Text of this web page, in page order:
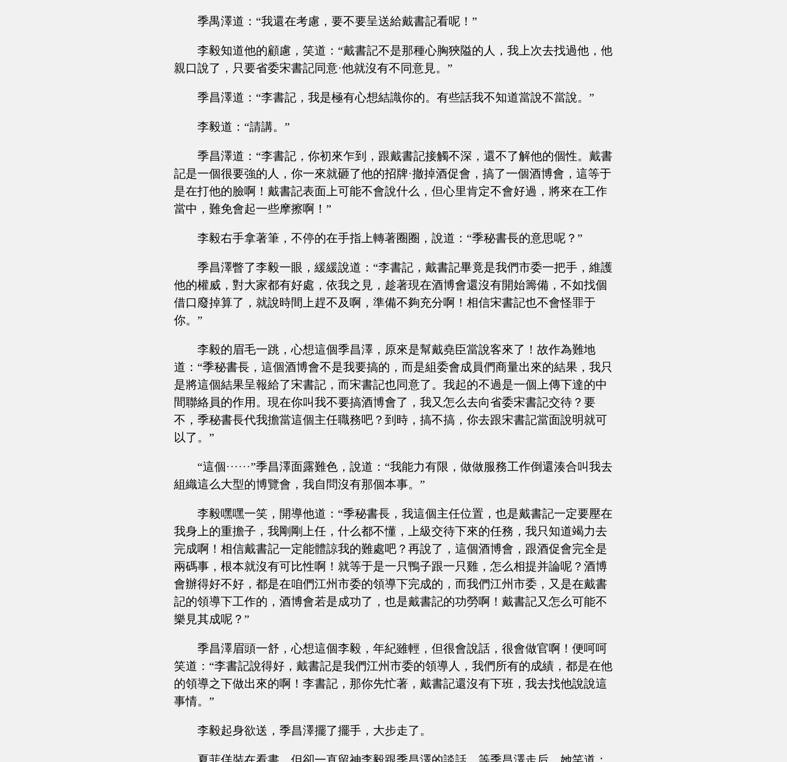
季禺澤道：“我還在考慮，要不要呈送給戴書記看呢！”
李毅知道他的顧慮，笑道：“戴書記不是那種心胸狹隘的人，我上次去找過他，他
親口說了，只要省委宋書記同意·他就沒有不同意見。”
季昌澤道：“李書記，我是極有心想結識你的。有些話我不知道當說不當說。”
李毅道：“請講。”
季昌澤道：“李書記，你初來乍到，跟戴書記接觸不深，還不了解他的個性。戴書
記是一個很要強的人，你一來就砸了他的招牌·撤掉酒促會，搞了一個酒博會，這等于
是在打他的臉啊！戴書記表面上可能不會說什么，但心里肯定不會好過，將來在工作
當中，難免會起一些摩擦啊！”
李毅右手拿著筆，不停的在手指上轉著圈圈，說道：“季秘書長的意思呢？”
季昌澤瞥了李毅一眼，緩緩說道：“李書記，戴書記畢竟是我們市委一把手，維護
他的權威，對大家都有好處，依我之見，趁著現在酒博會還沒有開始籌備，不如找個
借口廢掉算了，就說時間上趕不及啊，準備不夠充分啊！相信宋書記也不會怪罪于
你。”
李毅的眉毛一跳，心想這個季昌澤，原來是幫戴堯臣當說客來了！故作為難地
道：“季秘書長，這個酒博會不是我要搞的，而是組委會成員們商量出來的結果，我只
是將這個結果呈報給了宋書記，而宋書記也同意了。我起的不過是一個上傳下達的中
間聯絡員的作用。現在你叫我不要搞酒博會了，我又怎么去向省委宋書記交待？要
不，季秘書長代我擔當這個主任職務吧？到時，搞不搞，你去跟宋書記當面說明就可
以了。”
“這個······”季昌澤面露難色，說道：“我能力有限，做做服務工作倒還湊合叫我去
組織這么大型的博覽會，我自問沒有那個本事。”
李毅嘿嘿一笑，開導他道：“季秘書長，我這個主任位置，也是戴書記一定要壓在
我身上的重擔子，我剛剛上任，什么都不懂，上級交待下來的任務，我只知道竭力去
完成啊！相信戴書記一定能體諒我的難處吧？再說了，這個酒博會，跟酒促會完全是
兩碼事，根本就沒有可比性啊！就等于是一只鴨子跟一只雞，怎么相提并論呢？酒博
會辦得好不好，都是在咱們江州市委的領導下完成的，而我們江州市委，又是在戴書
記的領導下工作的，酒博會若是成功了，也是戴書記的功勞啊！戴書記又怎么可能不
樂見其成呢？”
季昌澤眉頭一舒，心想這個李毅，年紀雖輕，但很會說話，很會做官啊！便呵呵
笑道：“李書記說得好，戴書記是我們江州市委的領導人，我們所有的成績，都是在他
的領導之下做出來的啊！李書記，那你先忙著，戴書記還沒有下班，我去找他說說這
事情。”
李毅起身欲送，季昌澤擺了擺手，大步走了。